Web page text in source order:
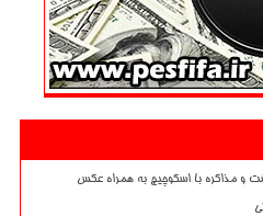
و مذاکره با اسکوچیچ به همراه عکس